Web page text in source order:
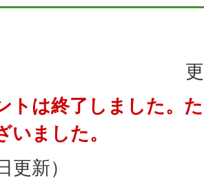
トは終了しました。
いました。
更新）